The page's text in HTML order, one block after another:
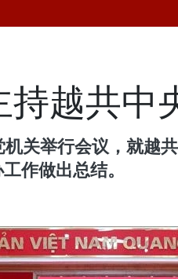
持越共中
关举行会议，就越
作做出总结。